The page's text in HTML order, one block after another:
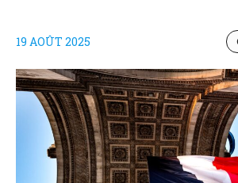
19 AOÛT 2025